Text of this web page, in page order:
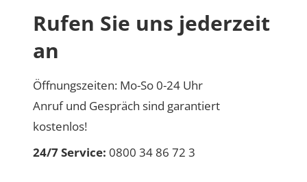
Rufen Sie uns jederzeit
an
Öffnungszeiten: Mo-So 0-24 Uhr
Anruf und Gespräch sind garantiert
kostenlos!
24/7 Service: 0800 34 86 72 3